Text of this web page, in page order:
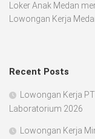
Loker Anak Medan
Lowongan Kerja
Recent Posts
Lowongan Kerja
Laboratorium 2026
Lowongan Kerja